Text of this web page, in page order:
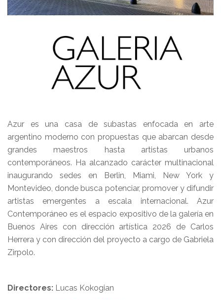
Azur es una casa de subastas enfocada en arte
argentino moderno con propuestas que abarcan desde
grandes maestros hasta artistas urbanos
contemporáneos. Ha alcanzado carácter multinacional
inaugurando sedes en Berlin, Miami, New York y
Montevideo, donde busca potenciar, promover y difundir
artistas emergentes a escala internacional. Azur
Contemporáneo es el espacio expositivo de la galería en
Buenos Aires con dirección artística 2026 de Carlos
Herrera y con dirección del proyecto a cargo de Gabriela
Zirpolo.
Directores: Lucas Kokogian